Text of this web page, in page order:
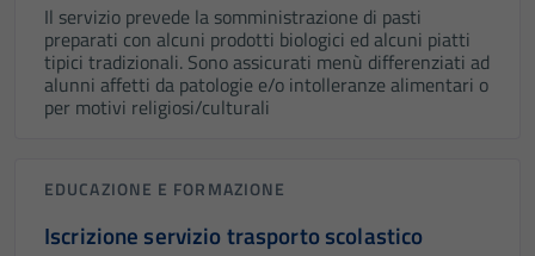
Il servizio prevede la somministrazione di pasti
preparati con alcuni prodotti biologici ed alcuni piatti
tipici tradizionali. Sono assicurati menù differenziati ad
alunni affetti da patologie e/o intolleranze alimentari o
per motivi religiosi/culturali
EDUCAZIONE E FORMAZIONE
Iscrizione servizio trasporto scolastico